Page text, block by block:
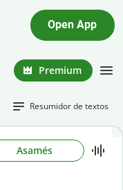
Open App
Premium
Resumidor de textos
Asamés